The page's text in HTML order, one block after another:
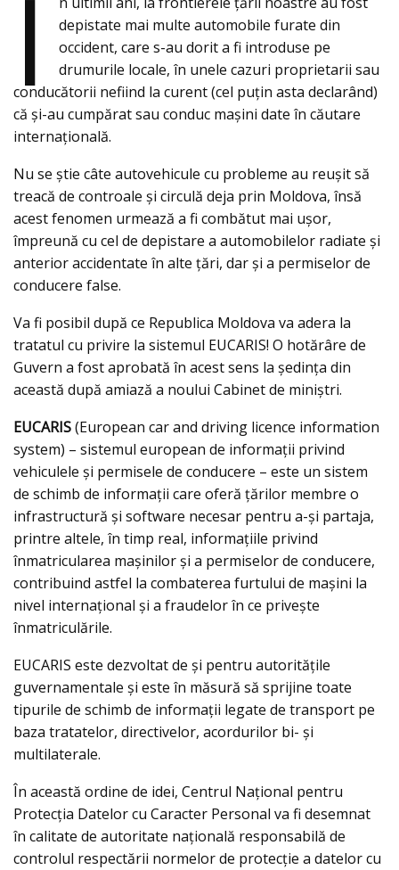
Î
depistate mai multe automobile furate din
occident, care s-au dorit a fi introduse pe
drumurile locale, în unele cazuri proprietarii sau
conducătorii nefiind la curent (cel puţin asta declarând)
că şi-au cumpărat sau conduc maşini date în căutare
internațională.
Nu se ştie câte autovehicule cu probleme au reuşit să
treacă de controale şi circulă deja prin Moldova, însă
acest fenomen urmează a fi combătut mai uşor,
împreună cu cel de depistare a automobilelor radiate şi
anterior accidentate în alte ţări, dar şi a permiselor de
conducere false.
Va fi posibil după ce Republica Moldova va adera la
tratatul cu privire la sistemul EUCARIS! O hotărâre de
Guvern a fost aprobată în acest sens la şedinţa din
această după amiază a noului Cabinet de miniştri.
EUCARIS(European car and driving licence information
system) – sistemul european de informații privind
vehiculele și permisele de conducere – este un sistem
de schimb de informații care oferă țărilor membre o
infrastructură și software necesar pentru a-și partaja,
printre altele, în timp real, informațiile privind
înmatricularea mașinilor și a permiselor de conducere,
contribuind astfel la combaterea furtului de mașini la
nivel internațional și a fraudelor în ce priveşte
înmatriculările.
EUCARIS este dezvoltat de și pentru autoritățile
guvernamentale și este în măsură să sprijine toate
tipurile de schimb de informații legate de transport pe
baza tratatelor, directivelor, acordurilor bi- și
multilaterale.
În această ordine de idei, Centrul Național pentru
Protecția Datelor cu Caracter Personal va fi desemnat
în calitate de autoritate națională responsabilă de
controlul respectării normelor de protecție a datelor cu